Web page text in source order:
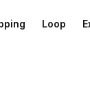
Loop